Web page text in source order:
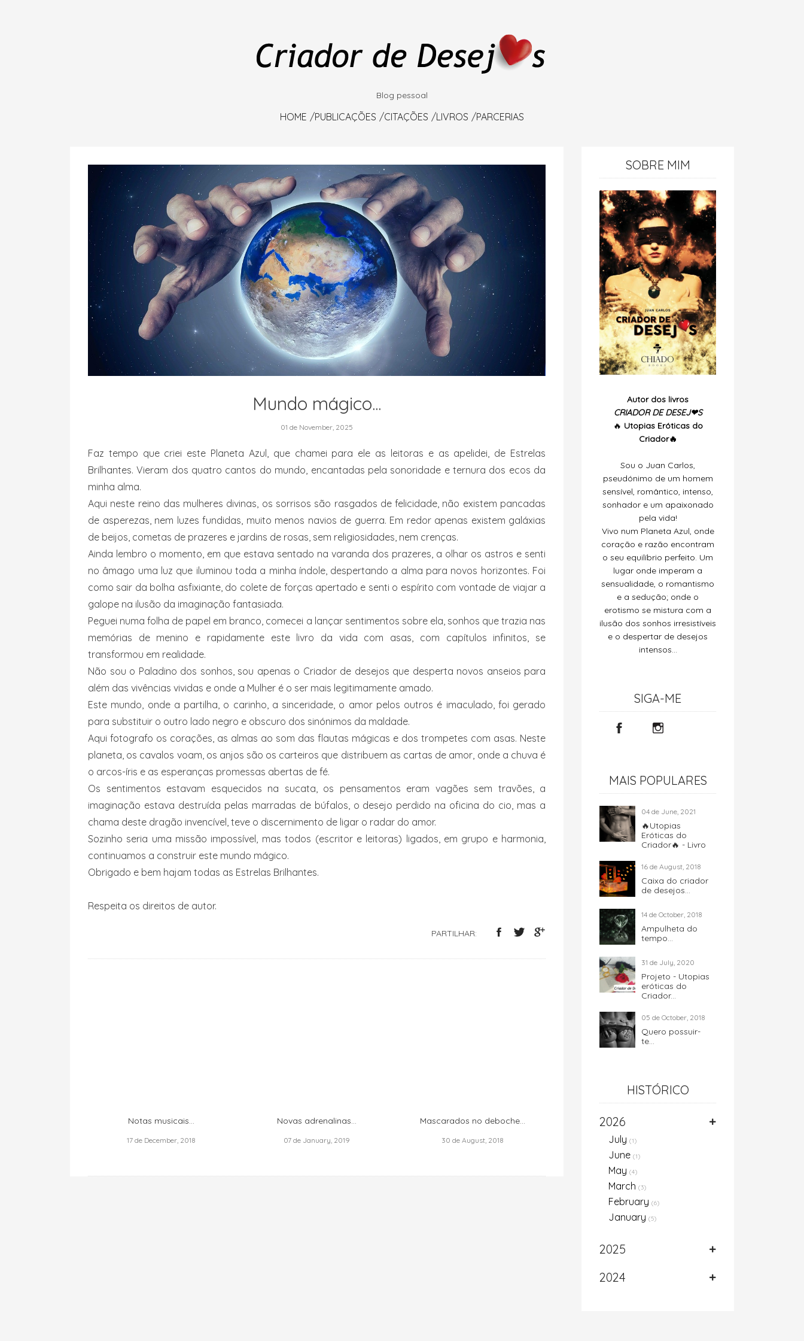
Blog pessoal
HOME PUBLICAÇÕES CITAÇÕES LIVROS PARCERIAS
Mundo mágico...
01 de November, 2025
Faz tempo que criei este Planeta Azul, que chamei para ele as leitoras e as apelidei, de Estrelas
Brilhantes. Vieram dos quatro cantos do mundo, encantadas pela sonoridade e ternura dos ecos da
minha alma.
Aqui neste reino das mulheres divinas, os sorrisos são rasgados de felicidade, não existem pancadas
de asperezas, nem luzes fundidas, muito menos navios de guerra. Em redor apenas existem galáxias
de beijos, cometas de prazeres e jardins de rosas, sem religiosidades, nem crenças.
Ainda lembro o momento, em que estava sentado na varanda dos prazeres, a olhar os astros e senti
no âmago uma luz que iluminou toda a minha índole, despertando a alma para novos horizontes. Foi
como sair da bolha asfixiante, do colete de forças apertado e senti o espírito com vontade de viajar a
galope na ilusão da imaginação fantasiada.
Peguei numa folha de papel em branco, comecei a lançar sentimentos sobre ela, sonhos que trazia nas
memórias de menino e rapidamente este livro da vida com asas, com capítulos infinitos, se
transformou em realidade.
Não sou o Paladino dos sonhos, sou apenas o Criador de desejos que desperta novos anseios para
além das vivências vividas e onde a Mulher é o ser mais legitimamente amado.
Este mundo, onde a partilha, o carinho, a sinceridade, o amor pelos outros é imaculado, foi gerado
para substituir o outro lado negro e obscuro dos sinónimos da maldade.
Aqui fotografo os corações, as almas ao som das flautas mágicas e dos trompetes com asas. Neste
planeta, os cavalos voam, os anjos são os carteiros que distribuem as cartas de amor, onde a chuva é
o arcos-íris e as esperanças promessas abertas de fé.
Os sentimentos estavam esquecidos na sucata, os pensamentos eram vagões sem travões, a
imaginação estava destruída pelas marradas de búfalos, o desejo perdido na oficina do cio, mas a
chama deste dragão invencível, teve o discernimento de ligar o radar do amor.
Sozinho seria uma missão impossível, mas todos (escritor e leitoras) ligados, em grupo e harmonia,
continuamos a construir este mundo mágico.
Obrigado e bem hajam todas as Estrelas Brilhantes.
Respeita os direitos de autor.
PARTILHAR:
Notas musicais...
17 de December, 2018
Novas adrenalinas…
07 de January, 2019
Mascarados no deboche…
30 de August, 2018
SOBRE MIM
Autor dos livros
CRIADOR DE DESEJ❤S
🔥 Utopias Eróticas do
Criador🔥
Sou o Juan Carlos,
pseudónimo de um homem
sensível, romântico, intenso,
sonhador e um apaixonado
pela vida!
Vivo num Planeta Azul, onde
coração e razão encontram
o seu equilíbrio perfeito. Um
lugar onde imperam a
sensualidade, o romantismo
e a sedução; onde o
erotismo se mistura com a
ilusão dos sonhos irresistíveis
e o despertar de desejos
intensos…
SIGA-ME
MAIS POPULARES
04 de June, 2021
🔥Utopias
Eróticas do
Criador🔥 - Livro
16 de August, 2018
Caixa do criador
de desejos...
14 de October, 2018
Ampulheta do
tempo...
31 de July, 2020
Projeto - Utopias
eróticas do
Criador...
05 de October, 2018
Quero possuir-
te...
HISTÓRICO
2026
July (1)
June (1)
May (4)
March (3)
February (6)
January (5)
2025
2024